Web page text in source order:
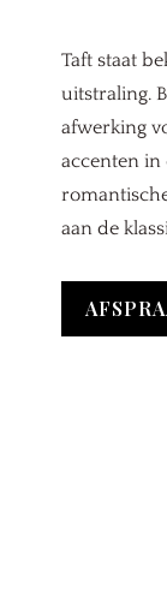
Taft staat
uitstraling.
afwerking
accenten in
aan de